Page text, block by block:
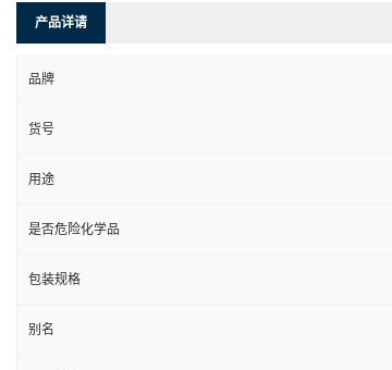
产品详请
品牌
货号
用途
是否危险化学品
包装规格
别名